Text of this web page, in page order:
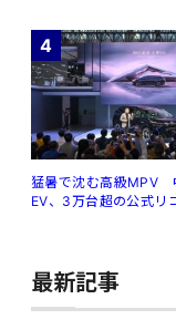
4
猛暑で沈む高級MPV
EV、3万台超の公式リ
最新記事